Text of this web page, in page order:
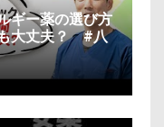
ギー薬の選び方
大丈夫？ #八